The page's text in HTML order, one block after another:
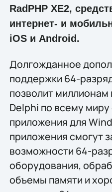
RadPHP XE2,
интернет- и
iOS и Android.
Долгожданное
поддержки 64-
позволит миллионам
Delphi по всему миру
приложения для
приложения смогут
возможности 64-
оборудования,
объемы памяти и